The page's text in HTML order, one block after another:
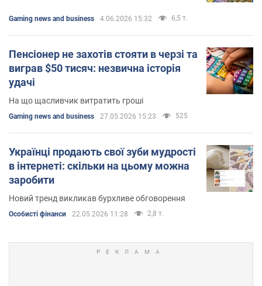
Gaming news and business 4.06.2026 15:32 6,5 т.
Пенсіонер не захотів стояти в черзі та
виграв $50 тисяч: незвична історія
удачі
На що щасливчик витратить гроші
Gaming news and business 27.05.2026 15:23 525
Українці продають свої зуби мудрості
в інтернеті: скільки на цьому можна
заробити
Новий тренд викликав бурхливе обговорення
Особисті фінанси 22.05.2026 11:28 2,8 т.